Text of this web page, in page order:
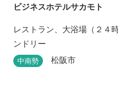
ビジネスホテルサカモト
レストラン、大浴場（２４
ンドリー
中南勢 松阪市